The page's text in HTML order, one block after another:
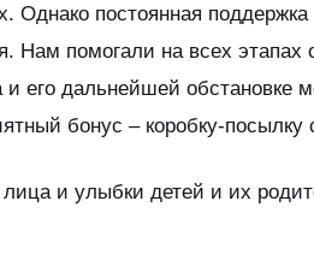
Однако постоянная
Нам помогали на всех
его дальнейшей обстановке
бонус – коробку-
и улыбки детей и их